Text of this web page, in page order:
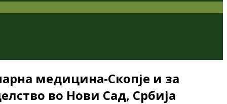
медицина-Скопје и за
во Нови Сад, Србија